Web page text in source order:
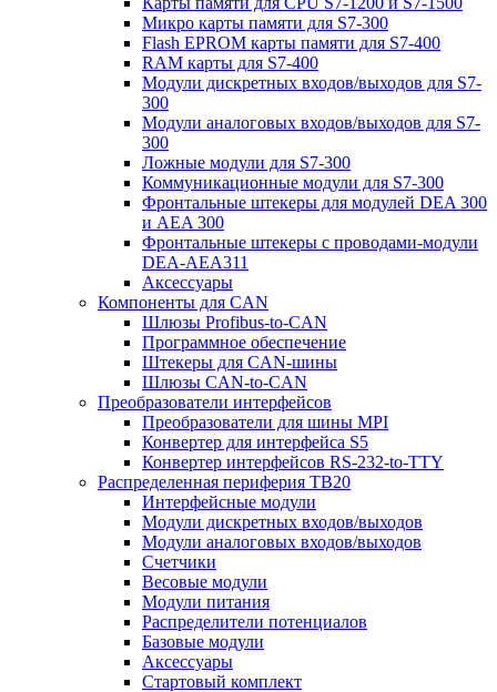
Микро карты памяти для S7-300
Flash EPROM карты памяти для S7-400
RAM карты для S7-400
Модули дискретных входов/выходов для S7-
300
Модули аналоговых входов/выходов для S7-
300
Ложные модули для S7-300
Коммуникационные модули для S7-300
Фронтальные штекеры для модулей DEA 300
и AEA 300
Фронтальные штекеры с проводами-модули
DEA-AEA311
Аксессуары
Компоненты для CAN
Шлюзы Profibus-to-CAN
Программное обеспечение
Штекеры для CAN-шины
Шлюзы CAN-to-CAN
Преобразователи интерфейсов
Преобразователи для шины MPI
Конвертер для интерфейса S5
Конвертер интерфейсов RS-232-to-TTY
Распределенная периферия TB20
Интерфейсные модули
Модули дискретных входов/выходов
Модули аналоговых входов/выходов
Счетчики
Весовые модули
Модули питания
Распределители потенциалов
Базовые модули
Аксесcуары
Стартовый комплект